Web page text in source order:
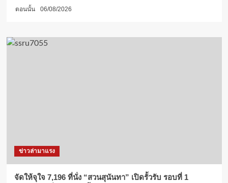
ตอนนั้น 06/08/2026
ข่าวล่ามาแรง
จัดให้จุใจ 7,196 ที่นั่ง “สวนสุนันทา” เปิดรั้วรับ รอบที่ 1